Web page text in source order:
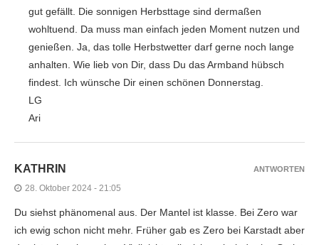
gut gefällt. Die sonnigen Herbsttage sind dermaßen
wohltuend. Da muss man einfach jeden Moment nutzen und
genießen. Ja, das tolle Herbstwetter darf gerne noch lange
anhalten. Wie lieb von Dir, dass Du das Armband hübsch
findest. Ich wünsche Dir einen schönen Donnerstag.
LG
Ari
KATHRIN
28. Oktober 2024 - 21:05
Du siehst phänomenal aus. Der Mantel ist klasse. Bei Zero war
ich ewig schon nicht mehr. Früher gab es Zero bei Karstadt aber
ANTWORTEN